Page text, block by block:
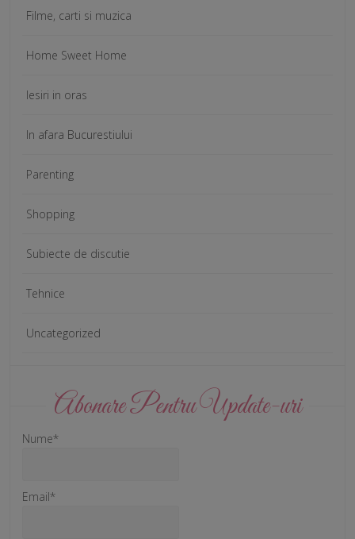
Filme, carti si muzica
Home Sweet Home
Iesiri in oras
In afara Bucurestiului
Parenting
Shopping
Subiecte de discutie
Tehnice
Uncategorized
Abonare Pentru Update-uri
Nume*
Email*